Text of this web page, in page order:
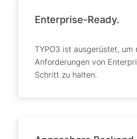
Enterprise-Ready.
TYPO3 ist ausgerüstet, um
Anforderungen von
Schritt zu halten.